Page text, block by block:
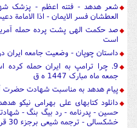
شعر هدهد - فتنه اعظم - پزشک
العطشان فسر الایمان - اذا الامامة
صد حکمت الهی پشت پرده حمله
است
داستان چوپان - وضعیت جامعه ایران
جمعه ماه مبارک 1447 ه ق
پیام هدهد به مناسبت شهادت حضرت
دانلود کتابهای علی بهرامی نیکو
حسین - پدرنامه - رد بیگ بنگ -
خشکسالی - ترجمه شیعی برجزء 30 قرآن